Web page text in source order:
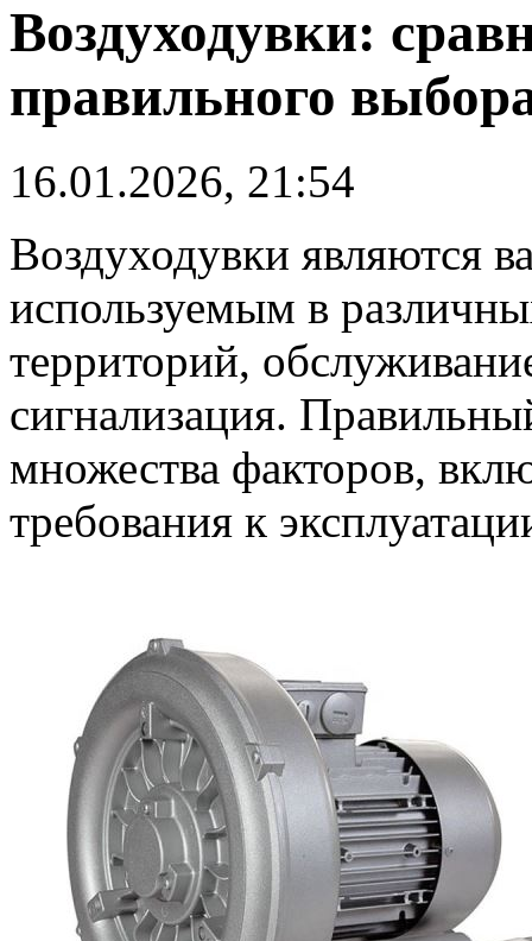
Воздуходувки:
правильного
16.01.2026, 21:54
Воздуходувки являются
используемым в
территорий,
сигнализация.
множества факторов,
требования к